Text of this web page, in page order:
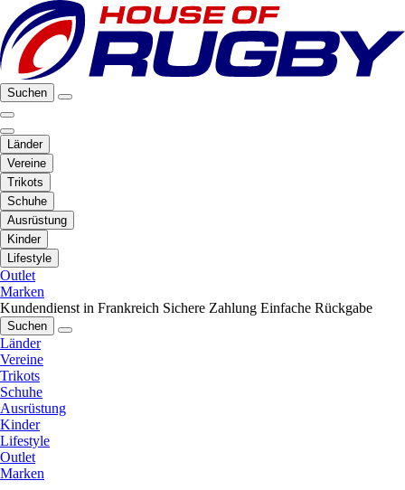
Suchen
Länder
Vereine
Trikots
Schuhe
Ausrüstung
Kinder
Lifestyle
Outlet
Marken
Kundendienst in Frankreich Sichere Zahlung Einfache Rückgabe
Suchen
Länder
Vereine
Trikots
Schuhe
Ausrüstung
Kinder
Lifestyle
Outlet
Marken